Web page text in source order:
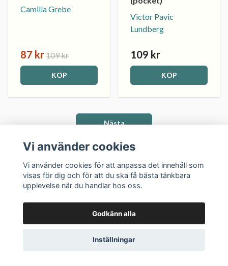
Camilla Grebe
87 kr109 kr
KÖP
Victor Pavic
Lundberg
109 kr
KÖP
Nästa
Visar sida 1 av 7, totalt 336 produkter
Mysterier, spänning och samhällsfrågor som engagerar.
Vi använder cookies
Vi använder cookies för att anpassa det innehåll som
visas för dig och för att du ska få bästa tänkbara
upplevelse när du handlar hos oss.
Godkänn alla
Inställningar